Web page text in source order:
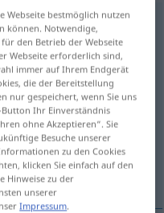
antippen)
étendre
augmenter,
Webseite bestmöglich nutzen
können. Notwendige,
den Betrieb der Webseite
Webseite erforderlich sind,
immer auf Ihrem Endgerät
die der Bereitstellung
nur gespeichert, wenn Sie uns
Ihr Einverständnis
ohne Akzeptieren“. Sie
Besuche unserer
zu den Cookies
klicken Sie einfach auf den
Hinweise zu der
unserer
Impressum.